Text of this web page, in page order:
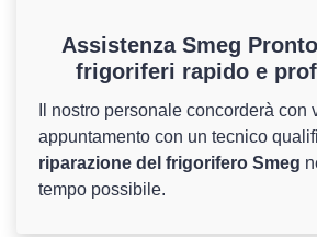
Assistenza Smeg
frigoriferi rapido e
Il nostro personale concorderà con
appuntamento con un tecnico
riparazione del frigorifero Smeg
tempo possibile.